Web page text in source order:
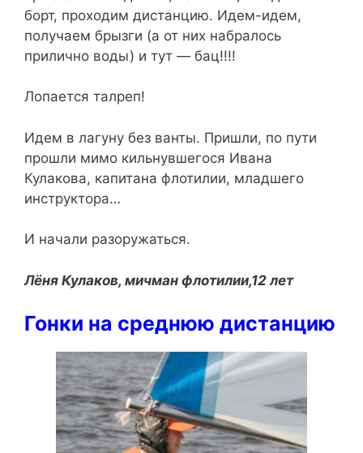
борт, проходим дистанцию. Идем-идем,
получаем брызги (а от них набралось
прилично воды) и тут — бац!!!!
Лопается талреп!
Идем в лагуну без ванты. Пришли, по пути
прошли мимо кильнувшегося Ивана
Кулакова, капитана флотилии, младшего
инструктора…
И начали разоружаться.
Лёня Кулаков, мичман флотилии,12 лет
Гонки на среднюю дистанцию